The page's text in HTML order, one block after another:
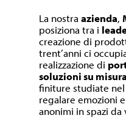
La nostraazienda,
posiziona tra i
creazione di
trent’anni ci
realizzazione di
soluzioni su misura
finiture studiate
regalare emozioni
anonimi in spazi da